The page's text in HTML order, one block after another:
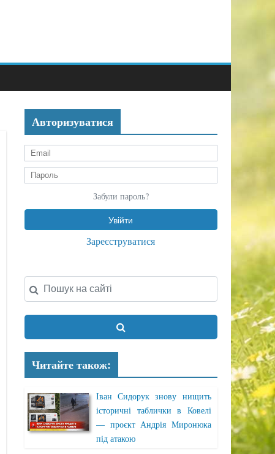
Авторизуватися
Забули пароль?
Зареєструватися
Читайте також:
Іван Сидорук знову нищить
історичні таблички в Ковелі
— проєкт Андрія Миронюка
під атакою